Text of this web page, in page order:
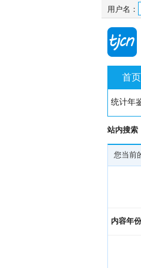
用户名：
首页
统计年
站内搜索
您当前
内容年份